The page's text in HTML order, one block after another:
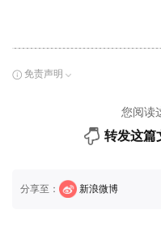
免责声明
您阅读
转发这篇
分享至： 新浪微博